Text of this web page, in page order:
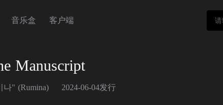
音乐盒 客户端
Manuscript
나" (Rumina) 2024-06-04发行